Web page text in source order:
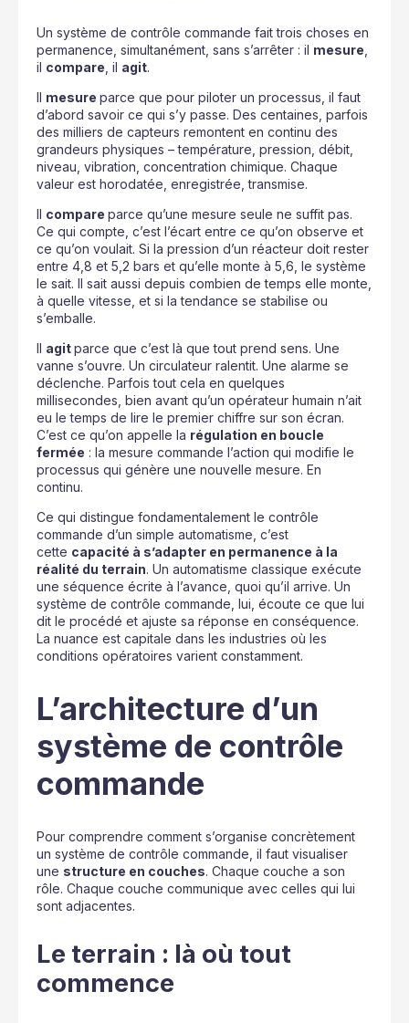
Un système de contrôle commande fait trois choses en
permanence, simultanément, sans s’arrêter : il mesure
il compare , il agit.
Il mesure parce que pour piloter un processus, il faut
d’abord savoir ce qui s’y passe. Des centaines, parfois
des milliers de capteurs remontent en continu des
grandeurs physiques – température, pression, débit,
niveau, vibration, concentration chimique. Chaque
valeur est horodatée, enregistrée, transmise.
Il compare parce qu’une mesure seule ne suffit pas.
Ce qui compte, c’est l’écart entre ce qu’on observe et
ce qu’on voulait. Si la pression d’un réacteur doit rester
entre 4,8 et 5,2 bars et qu’elle monte à 5,6, le système
le sait. Il sait aussi depuis combien de temps elle monte,
à quelle vitesse, et si la tendance se stabilise ou
s’emballe.
Il agitparce que c’est là que tout prend sens. Une
vanne s’ouvre. Un circulateur ralentit. Une alarme se
déclenche. Parfois tout cela en quelques
millisecondes, bien avant qu’un opérateur humain n’ait
eu le temps de lire le premier chiffre sur son écran.
C’est ce qu’on appelle la régulation en boucle
fermée : la mesure commande l’action qui modifie le
processus qui génère une nouvelle mesure. En
continu.
Ce qui distingue fondamentalement le contrôle
commande d’un simple automatisme, c’est
cette capacité à s’adapter en permanence à la
réalité du terrain. Un automatisme classique exécute
une séquence écrite à l’avance, quoi qu’il arrive. Un
système de contrôle commande, lui, écoute ce que lui
dit le procédé et ajuste sa réponse en conséquence.
La nuance est capitale dans les industries où les
conditions opératoires varient constamment.
L’architecture d’un
système de contrôle
commande
Pour comprendre comment s’organise concrètement
un système de contrôle commande, il faut visualiser
une structure en couches. Chaque couche a son
rôle. Chaque couche communique avec celles qui lui
sont adjacentes.
Le terrain : là où tout
commence